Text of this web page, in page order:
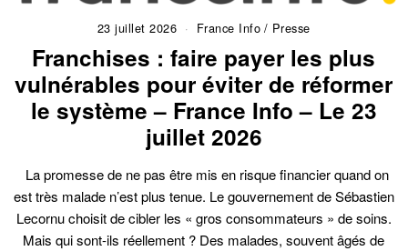
23 juillet 2026 France Info / Presse
Franchises : faire payer les plus
vulnérables pour éviter de réformer
le système – France Info – Le 23
juillet 2026
La promesse de ne pas être mis en risque financier quand on
est très malade n’est plus tenue. Le gouvernement de Sébastien
Lecornu choisit de cibler les « gros consommateurs » de soins.
Mais qui sont-ils réellement ? Des malades, souvent âgés de